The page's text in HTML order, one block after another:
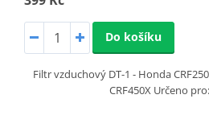
Do košíku
Filtr vzduchový DT-1 - Honda
CRF450X Určeno